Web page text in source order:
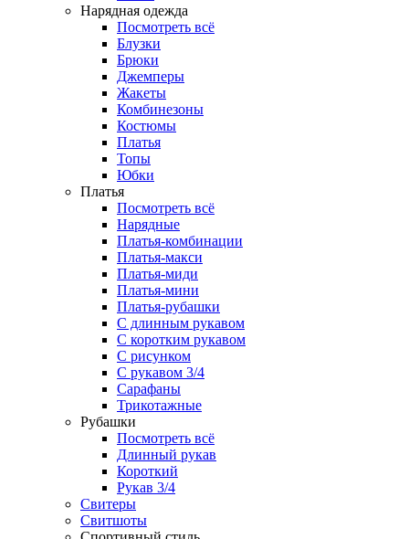
Нарядная одежда
Посмотреть всё
Блузки
Брюки
Джемперы
Жакеты
Комбинезоны
Костюмы
Платья
Топы
Юбки
Платья
Посмотреть всё
Нарядные
Платья-комбинации
Платья-макси
Платья-миди
Платья-мини
Платья-рубашки
С длинным рукавом
С коротким рукавом
С рисунком
С рукавом 3/4
Сарафаны
Трикотажные
Рубашки
Посмотреть всё
Длинный рукав
Короткий
Рукав 3/4
Свитеры
Свитшоты